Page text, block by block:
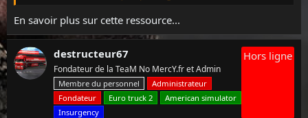
Premium Renault
FH16 2009
Scania R 2012
Scania Streamline
Les remorques SCS Box sont également prises en charge.
Voir la pièce jointe 180
En savoir plus sur cette ressource...
destructeur67
Fondateur de la TeaM No MercY.fr et Admin
Membre du personnel
Administrateur
Fondateur
Euro truck 2
American simulator
Insurgency
Hors ligne